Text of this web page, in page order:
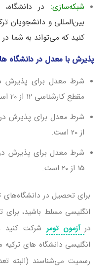
شبکه‌سازی: در
بین‌المللی و دانشجویان
کنید که می‌تواند به شما
پذیرش با معدل در دانشگاه
شرط معدل برای پذیرش
مقطع کارشناسی 12 از 20 است.
از 20 است.
شرط معدل برای پذیرش
15 از 20 است.
برای تحصیل در دانشگاه‌های
انگلیسی مسلط باشید، برای
درآزمون تومرشرکت کنید
انگلیسی دانشگاه های
رسمیت می‌شناسند (البته